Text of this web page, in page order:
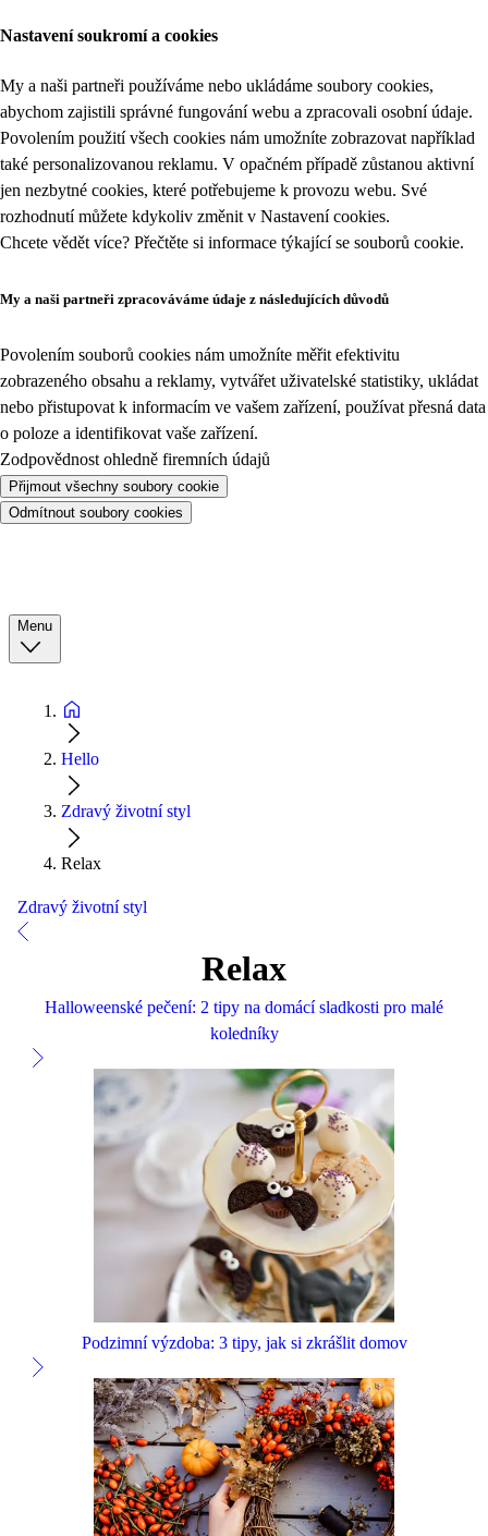
Nastavení soukromí a cookies
My a naši partneři používáme nebo ukládáme soubory cookies,
abychom zajistili správné fungování webu a zpracovali osobní údaje.
Povolením použití všech cookies nám umožníte zobrazovat například
také personalizovanou reklamu. V opačném případě zůstanou aktivní
jen nezbytné cookies, které potřebujeme k provozu webu. Své
rozhodnutí můžete kdykoliv změnit v Nastavení cookies.
Chcete vědět více? Přečtěte si informace týkající se souborů cookie.
My a naši partneři zpracováváme údaje z následujících důvodů
Povolením souborů cookies nám umožníte měřit efektivitu
zobrazeného obsahu a reklamy, vytvářet uživatelské statistiky, ukládat
nebo přistupovat k informacím ve vašem zařízení, používat přesná data
o poloze a identifikovat vaše zařízení.
Zodpovědnost ohledně firemních údajů
Přijmout všechny soubory cookie
Odmítnout soubory cookies
Menu
Hello
Zdravý životní styl
Relax
Zdravý životní styl
Relax
Halloweenské pečení: 2 tipy na domácí sladkosti pro malé
koledníky
Podzimní výzdoba: 3 tipy, jak si zkrášlit domov